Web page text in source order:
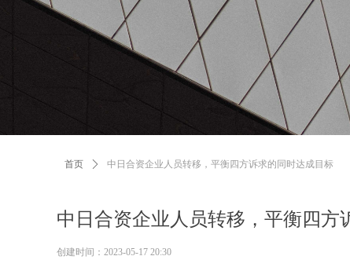
中日合资企业人员转移，平衡四方
创建时间： 2023-05-17 20:30
首页 ꄲ 中日合资企业人员转移，平衡四方诉求的同时达成目标